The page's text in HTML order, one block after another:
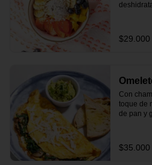
$29.000
Con
toque de
de pan y
$35.000